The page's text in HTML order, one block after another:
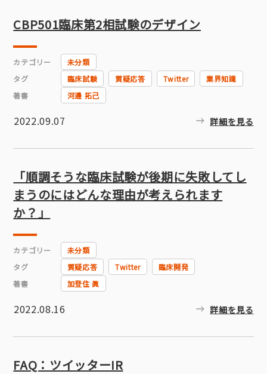
CBP501臨床第2相試験のデザイン
カテゴリー
未分類
タグ
臨床試験 質疑応答 Twitter
業界知識
著書
河邊 拓己
2022.09.07 詳細を見る
「順調そうな臨床試験が後期に失敗してし
まうのにはどんな理由が考えられます
か？」
カテゴリー
未分類
タグ
質疑応答 Twitter
臨床開発
著書
加登住 眞
2022.08.16 詳細を見る
FAQ：ツイッターIR